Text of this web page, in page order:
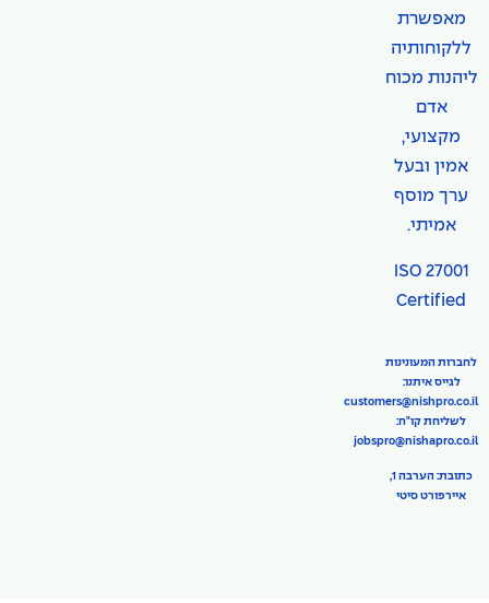
מאפשרת
ללקוחותיה
ליהנות מכוח
אדם
מקצועי,
אמין ובעל
ערך מוסף
אמיתי.
ISO 27001
Certified
לחברות המעונינות
לגייס איתנו:
customers@nishpro.co.il
לשליחת קו"ח:
jobspro@nishapro.co.il
כתובת: הערבה 1,
איירפורט סיטי